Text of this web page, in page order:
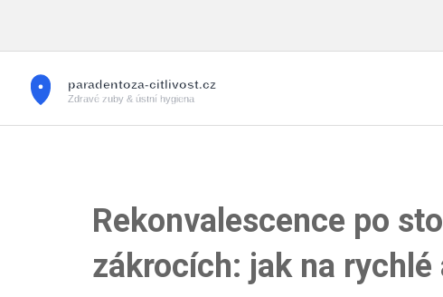
Rekonvalescence po
zákrocích: jak na